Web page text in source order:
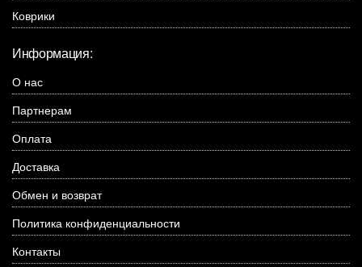
Коврики
Информация:
О нас
Партнерам
Оплата
Доставка
Обмен и возврат
Политика конфиденциальности
Контакты